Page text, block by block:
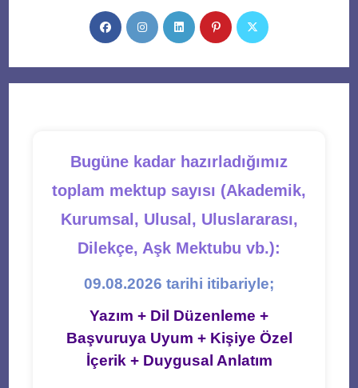
Opens
in
Opens
in
Opens
in
Opens
in
Opens
Bugüne kadar hazırladığımız
toplam mektup sayısı (Akademik,
Kurumsal, Ulusal, Uluslararası,
Dilekçe, Aşk Mektubu vb.):
09.08.2026 tarihi itibariyle;
Yazım + Dil Düzenleme +
Başvuruya Uyum + Kişiye Özel
İçerik + Duygusal Anlatım